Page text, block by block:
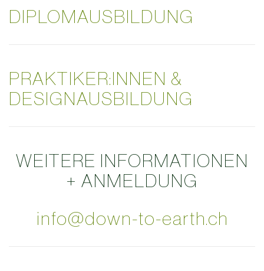
DIPLOMAUSBILDUNG
PRAKTIKER:INNEN &
DESIGNAUSBILDUNG
WEITERE INFORMATIONEN
+ ANMELDUNG
info@down-to-earth.ch